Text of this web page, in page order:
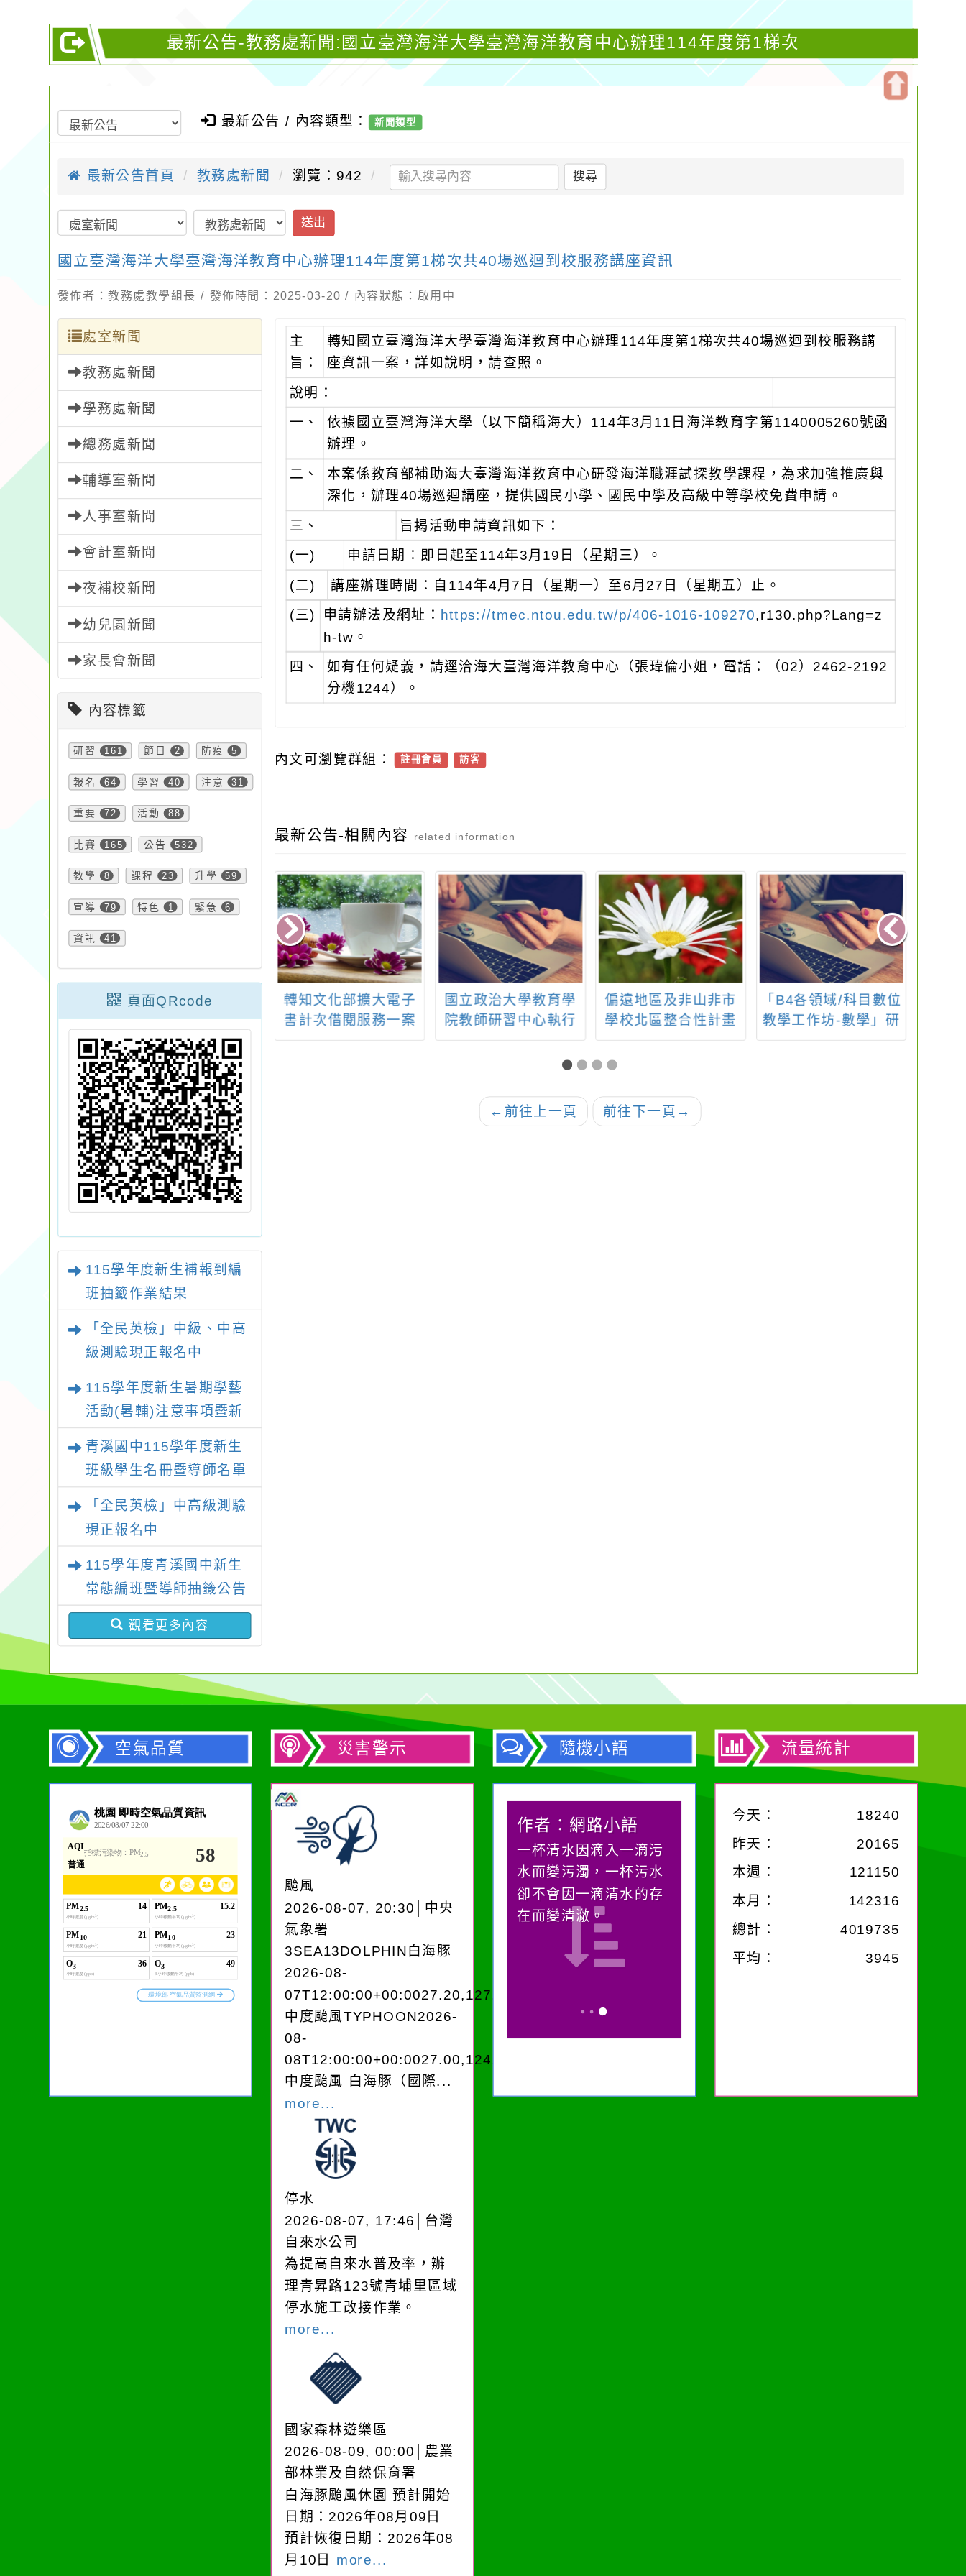
最新公告-教務處新聞:國立臺灣海洋大學臺灣海洋教育中心辦理114年度第1梯次
最新公告 / 內容類型： 新聞類型
最新公告首頁 教務處新聞 瀏覽：942 搜尋
送出
國立臺灣海洋大學臺灣海洋教育中心辦理114年度第1梯次共40場巡迴到校服務講座資訊
發佈者：教務處教學組長 / 發佈時間：2025-03-20 / 內容狀態：啟用中
處室新聞
教務處新聞
學務處新聞
總務處新聞
輔導室新聞
人事室新聞
會計室新聞
夜補校新聞
幼兒園新聞
家長會新聞
內容標籤
研習 161 節日 2 防疫 5
報名 64 學習 40 注意 31
重要 72 活動 88
比賽 165 公告 532
教學 8 課程 23 升學 59
宣導 79 特色 1 緊急 6
資訊 41
頁面QRcode
115學年度新生補報到編
班抽籤作業結果
「全民英檢」中級、中高
級測驗現正報名中
115學年度新生暑期學藝
活動(暑輔)注意事項暨新
青溪國中115學年度新生
班級學生名冊暨導師名單
「全民英檢」中高級測驗
現正報名中
115學年度青溪國中新生
常態編班暨導師抽籤公告
觀看更多內容
主
旨：
轉知國立臺灣海洋大學臺灣海洋教育中心辦理114年度第1梯次共40場巡迴到校服務講
座資訊一案，詳如說明，請查照。
說明：
一、
依據國立臺灣海洋大學（以下簡稱海大）114年3月11日海洋教育字第1140005260號函
辦理。
二、
本案係教育部補助海大臺灣海洋教育中心研發海洋職涯試探教學課程，為求加強推廣與
深化，辦理40場巡迴講座，提供國民小學、國民中學及高級中等學校免費申請。
三、 旨揭活動申請資訊如下：
(一)
申請日期：即日起至114年3月19日（星期三）。
(二)
講座辦理時間：自114年4月7日（星期一）至6月27日（星期五）止。
(三) 申請辦法及網址： https://tmec.ntou.edu.tw/p/406-1016-109270,r130.php?Lang=z
h-tw。
四、 如有任何疑義，請逕洽海大臺灣海洋教育中心（張瑋倫小姐，電話：（02）2462-2192
分機1244）。
內文可瀏覽群組： 註冊會員 訪客
最新公告-相關內容 related information
客室計畫
2023- 2024
You & Me
轉知 文化部辦理115
年度「培育台語家庭
計畫」挑戰及獎勵須
知
轉知文化部擴大電子
書計次借閱服務一案
國立政治大學教育學
院教師研習中心執行
年度資訊科技教師增
增能學分班」
偏遠地區及非山非市
學校北區整合性計畫
茶文化體驗-品茶學
「B4各領域/科目數位
教學工作坊-數學」研
← 前往上一頁 前往下一頁 →
空氣品質 災害警示
颱風
2026-08-07, 20:30│中央
氣象署
3SEA13DOLPHIN白海豚
2026-08-
07T12:00:00+00:0027.20,127.204050950280
中度颱風TYPHOON2026-
08-
08T12:00:00+00:0027.00,124.604050950280
中度颱風 白海豚（國際...
more...
停水
2026-08-07, 17:46│台灣
自來水公司
為提高自來水普及率，辦
理青昇路123號青埔里區域
停水施工改接作業。
more...
國家森林遊樂區
2026-08-09, 00:00│農業
部林業及自然保育署
白海豚颱風休園 預計開始
日期：2026年08月09日
預計恢復日期：2026年08
月10日 more...
隨機小語
在實現理想的路途中，
必須排除一切干擾，特
別是要看清那些美麗的
誘惑。
作者：網路小語
生活是一面鏡子。你對
作者：網路小語
一杯清水因滴入一滴污
水而變污濁，一杯污水
卻不會因一滴清水的存
在而變清澈。
流量統計
今天： 18240
昨天：
20165
本週：
121150
本月：
142316
總計：
4019735
平均： 3945